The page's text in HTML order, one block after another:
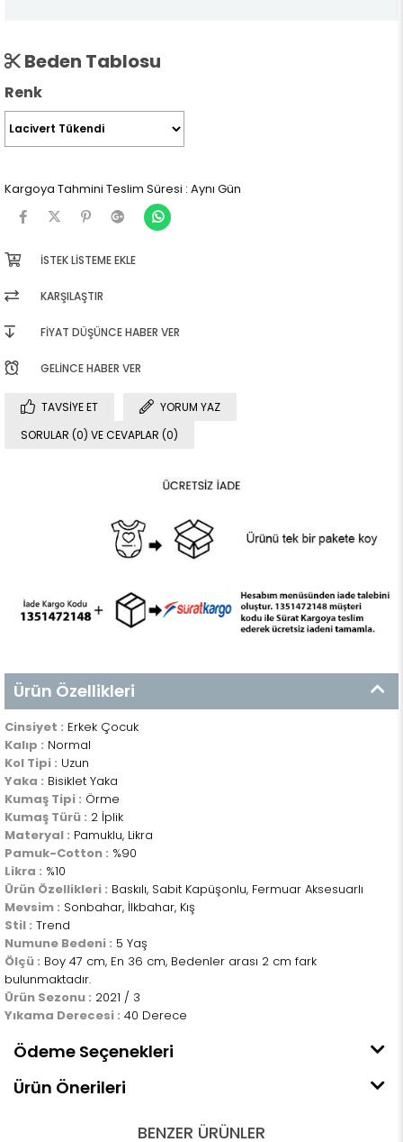
Beden Tablosu
Renk
Kargoya Tahmini Teslim Süresi : Aynı Gün
İSTEK LISTEME EKLE
KARŞILAŞTIR
FIYAT DÜŞÜNCE HABER VER
GELINCE HABER VER
TAVSIYE ET
YORUM YAZ
SORULAR (0) VE CEVAPLAR (0)
Ürün Özellikleri
Cinsiyet : Erkek Çocuk
Kalıp : Normal
Kol Tipi : Uzun
Yaka : Bisiklet Yaka
Kumaş Tipi : Örme
Kumaş Türü : 2 İplik
Materyal : Pamuklu, Likra
Pamuk-Cotton : %90
Likra : %10
Ürün Özellikleri : Baskılı, Sabit Kapüşonlu, Fermuar Aksesuarlı
Mevsim : Sonbahar, İlkbahar, Kış
Stil : Trend
Numune Bedeni : 5 Yaş
Ölçü : Boy 47 cm, En 36 cm, Bedenler arası 2 cm fark
bulunmaktadır.
Ürün Sezonu : 2021 / 3
Yıkama Derecesi : 40 Derece
Ödeme Seçenekleri
Ürün Önerileri
BENZER ÜRÜNLER